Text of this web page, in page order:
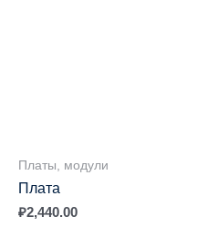
Платы, модули
Плата
₽2,440.00